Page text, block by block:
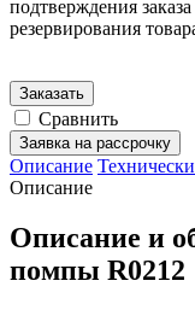
подтверждения
резервирования
Заказать
Сравнить
Заявка на рассрочку
Описание
Описание
Описание и
помпы R0212